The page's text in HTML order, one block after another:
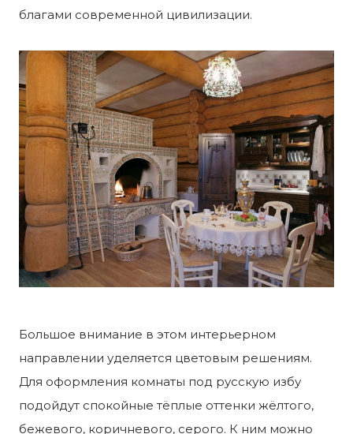
благами современной цивилизации.
Большое внимание в этом интерьерном
направлении уделяется цветовым решениям.
Для оформления комнаты под русскую избу
подойдут спокойные тёплые оттенки жёлтого,
бежевого, коричневого, серого. К ним можно